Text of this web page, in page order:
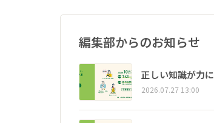
編集部からのお知らせ
正しい知識が力
2026.07.27 13:00